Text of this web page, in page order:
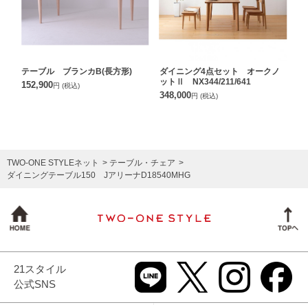
テーブル ブランカB(長方形)
152,900円 (税込)
ダイニング4点セット オークノ
ットⅡ NX344/211/641
348,000円 (税込)
TWO-ONE STYLEネット
テーブル・チェア
ダイニングテーブル150 JアリーナD18540MHG
21スタイル
公式SNS